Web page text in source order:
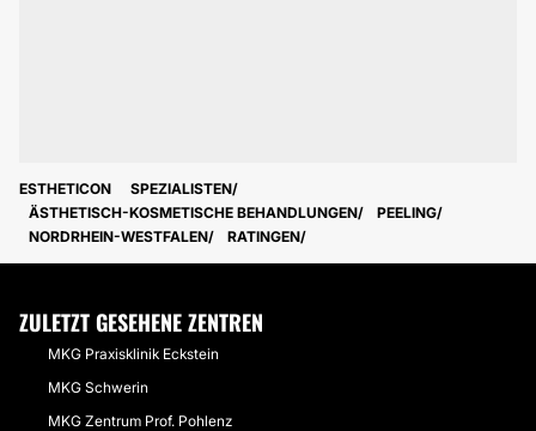
ESTHETICON
SPEZIALISTEN
ÄSTHETISCH-KOSMETISCHE BEHANDLUNGEN
PEELING
NORDRHEIN-WESTFALEN
RATINGEN
ZULETZT GESEHENE ZENTREN
MKG Praxisklinik Eckstein
MKG Schwerin
MKG Zentrum Prof. Pohlenz